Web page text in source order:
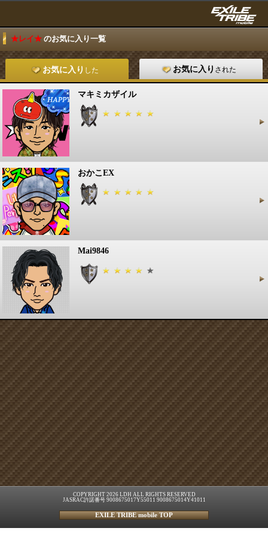
★レイ★ のお気に入り一覧
お気に入り した お気に入り された
マキミカザイル
おかこEX
Mai9846
COPYRIGHT 2026 LDH ALL RIGHTS RESERVED
JASRAC許諾番号 9008675017Y55011 9008675014Y41011
EXILE TRIBE mobile TOP